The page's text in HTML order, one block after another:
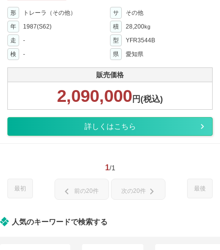
形 トレーラ（その他） サ
その他
年
1987(S62) 積 28,200kg
走 - 型
YFR3544B
検
- 県 愛知県
販売価格
2,090,000 円(税込)
詳しくはこちら
1/1
最初 最後
chevron_left 前の20件 次の20件 chevron_right
人気のキーワードで検索する